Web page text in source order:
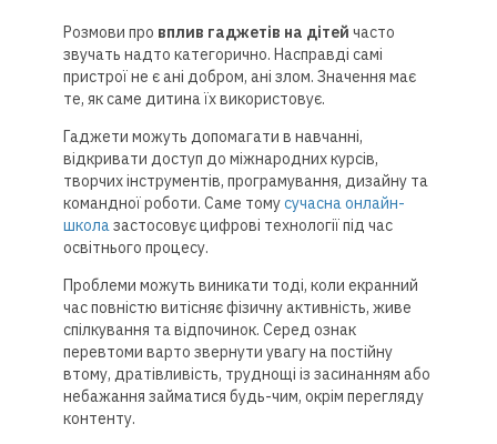
Розмови про вплив гаджетів на дітей часто
звучать надто категорично. Насправді самі
пристрої не є ані добром, ані злом. Значення має
те, як саме дитина їх використовує.
Гаджети можуть допомагати в навчанні,
відкривати доступ до міжнародних курсів,
творчих інструментів, програмування, дизайну та
командної роботи. Саме томусучасна онлайн-
школазастосовує цифрові технології під час
освітнього процесу.
Проблеми можуть виникати тоді, коли екранний
час повністю витісняє фізичну активність, живе
спілкування та відпочинок. Серед ознак
перевтоми варто звернути увагу на постійну
втому, дратівливість, труднощі із засинанням або
небажання займатися будь-чим, окрім перегляду
контенту.